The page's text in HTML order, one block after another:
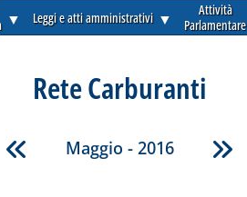
▼ Leggi e atti amministrativi ▼
Attività
Parlamentare
Rete Carburanti
Maggio - 2016